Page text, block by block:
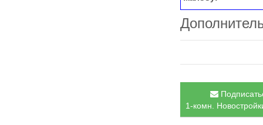
1-комн.